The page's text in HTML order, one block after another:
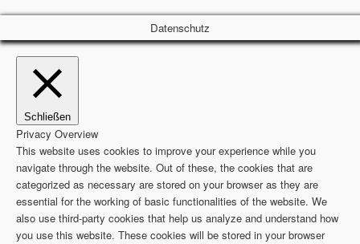
Datenschutz
Schließen
Privacy Overview
This website uses cookies to improve your experience while you
navigate through the website. Out of these, the cookies that are
categorized as necessary are stored on your browser as they are
essential for the working of basic functionalities of the website. We
also use third-party cookies that help us analyze and understand how
you use this website. These cookies will be stored in your browser